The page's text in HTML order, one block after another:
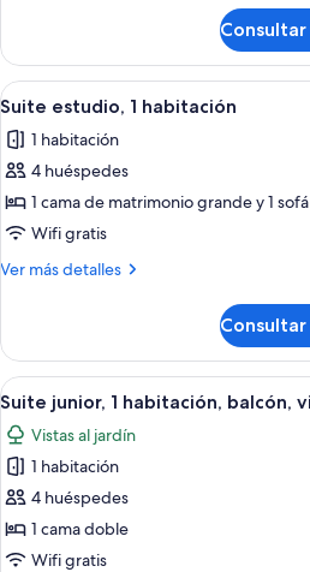
de
matrimonio
grande,
balcón
Deluxe,
cama
matrimonio
grande,
Abrir
todas
las
fotos
de
Suite
estudio,
9
Suite estudio, 1 habitación
1 habitación
4 huéspedes
1 cama de matrimonio grande y 1
Wifi gratis
Ver más detalles
Más
estudio,
habitación
Abrir
todas
las
fotos
de
Suite
junior,
6
Suite junior, 1 habitación, balcón,
Vistas al jardín
1 habitación
4 huéspedes
1 cama doble
Wifi gratis